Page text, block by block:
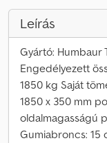
Leírás
Gyártó: Humbaur
Engedélyezett
1850 kg Saját
1850 x 350 mm
oldalmagasságú
Gumiabroncs: 15